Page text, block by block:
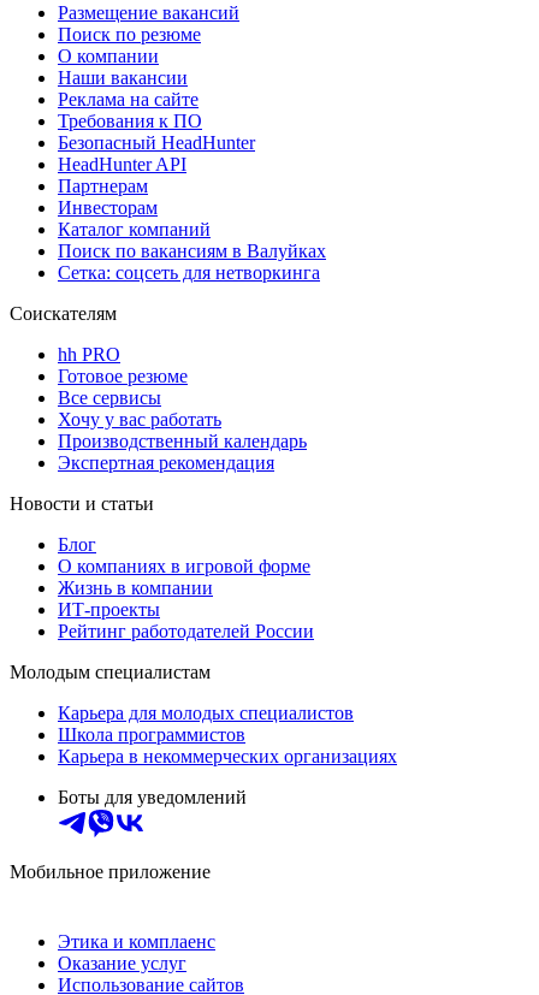
Размещение вакансий
Поиск по резюме
О компании
Наши вакансии
Реклама на сайте
Требования к ПО
Безопасный HeadHunter
HeadHunter API
Партнерам
Инвесторам
Каталог компаний
Поиск по вакансиям в Валуйках
Сетка: соцсеть для нетворкинга
Соискателям
hh PRO
Готовое резюме
Все сервисы
Хочу у вас работать
Производственный календарь
Экспертная рекомендация
Новости и статьи
Блог
О компаниях в игровой форме
Жизнь в компании
ИТ-проекты
Рейтинг работодателей России
Молодым специалистам
Карьера для молодых специалистов
Школа программистов
Карьера в некоммерческих организациях
Боты для уведомлений
Мобильное приложение
Этика и комплаенс
Оказание услуг
Использование сайтов